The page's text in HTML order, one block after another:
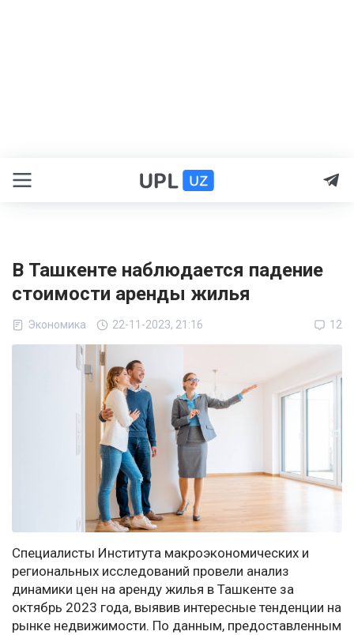
В Ташкенте наблюдается падение
стоимости аренды жилья
Экономика 22-11-2023, 21:16 12
Специалисты Института макроэкономических и
региональных исследований провели анализ
динамики цен на аренду жилья в Ташкенте за
октябрь 2023 года, выявив интересные тенденции на
рынке недвижимости. По данным, предоставленным